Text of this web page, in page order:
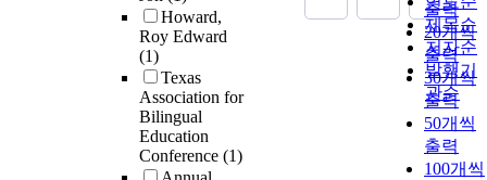
Howard,
Roy Edward
(1)
Texas
Association for
Bilingual
Education
Conference (1)
제목순
저자순
발행기
관순
출력
20개씩
출력
30개씩
출력
50개씩
출력
100개씩